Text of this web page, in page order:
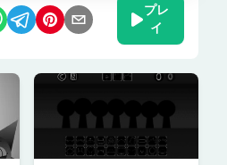
プレ
イ